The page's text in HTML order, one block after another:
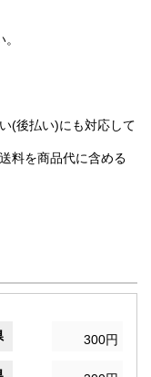
(後払い)にも対応して
料を商品代に含める
300円